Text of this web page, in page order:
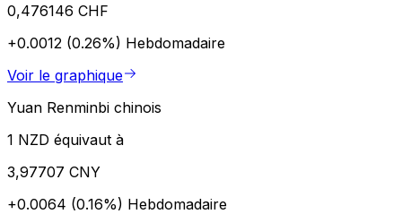
0,476146 CHF
+0.0012 (0.26%) Hebdomadaire
Voir le graphique
Yuan Renminbi chinois
1 NZD équivaut à
3,97707 CNY
+0.0064 (0.16%) Hebdomadaire